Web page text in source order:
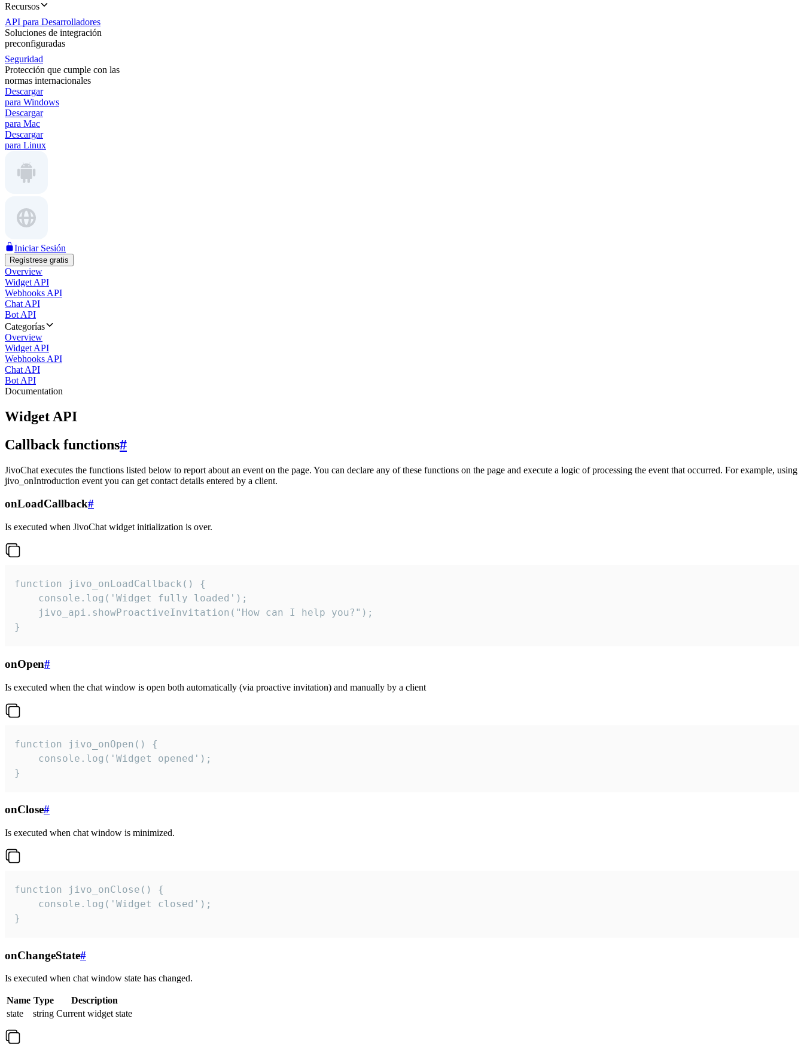
Recursos
API para Desarrolladores
Soluciones de integración
preconfiguradas
Seguridad
Protección que cumple con las
normas internacionales
Descargar
para Windows
Descargar
para Mac
Descargar
para Linux
Iniciar Sesión
Regístrese gratis
Overview
Widget API
Webhooks API
Chat API
Bot API
Categorías
Overview
Widget API
Webhooks API
Chat API
Bot API
Documentation
Widget API
Callback functions#
JivoChat executes the functions listed below to report about an event on the page. You can declare any of these functions on the page and execute a logic of processing the event that occurred. For example, using
jivo_onIntroduction event you can get contact details entered by a client.
onLoadCallback#
Is executed when JivoChat widget initialization is over.
function jivo_onLoadCallback() {
    console.log('Widget fully loaded');
    jivo_api.showProactiveInvitation("How can I help you?");
}
onOpen#
Is executed when the chat window is open both automatically (via proactive invitation) and manually by a client
function jivo_onOpen() {
    console.log('Widget opened');
}
onClose#
Is executed when chat window is minimized.
function jivo_onClose() {
    console.log('Widget closed');
}
onChangeState#
Is executed when chat window state has changed.
Name Type
Description
state
string Current widget state